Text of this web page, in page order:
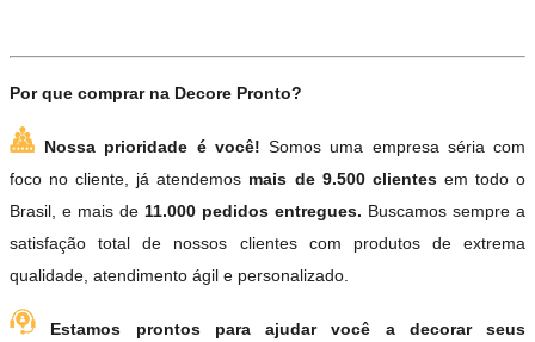
Por que comprar na Decore Pronto?
Nossa prioridade é você!Somos uma empresa séria com
foco no cliente, já atendemos mais de 9.500 clientesem todo o
Brasil, e mais de 11.000 pedidos entregues. Buscamos sempre a
satisfação total de nossos clientes com produtos de extrema
qualidade, atendimento ágil e personalizado.
Estamos prontos para ajudar você a decorar seus